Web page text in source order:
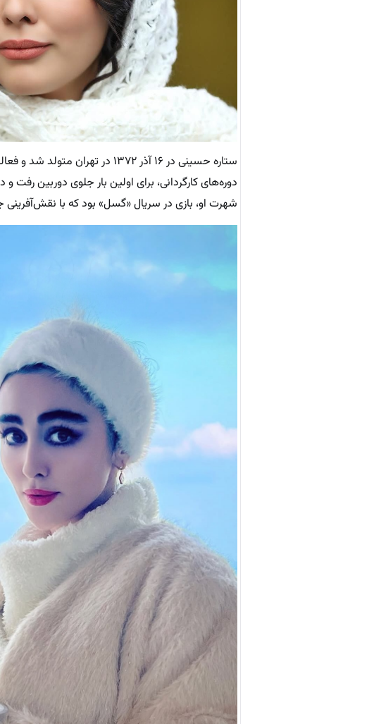
دوره‌های کارگردانی، برای اولین بار جلوی دوربین
شهرت او، بازی در سریال «گسل» بود که با نقش‌آفرینی